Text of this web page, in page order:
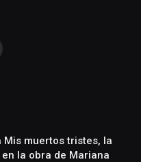
Mis muertos tristes, la
la obra de Mariana